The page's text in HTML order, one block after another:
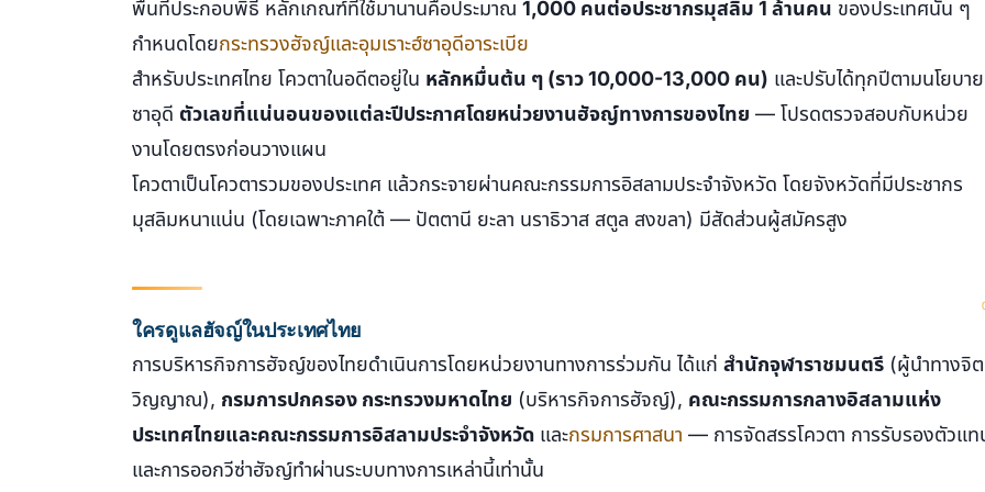
พื้นที่ประกอบพิธี หลักเกณฑ์ที่ใช้มานานคือประมาณ 1,000 คนต่อประชากรมุสลิม 1 ล้านคน ของประเทศนั้น ๆ
กำหนดโดยกระทรวงฮัจญ์และอุมเราะฮ์ซาอุดีอาระเบีย
สำหรับประเทศไทย โควตาในอดีตอยู่ใน หลักหมื่นต้น ๆ (ราว 10,000-13,000 คน) และปรับได้ทุกปีตามนโยบาย
ซาอุดี ตัวเลขที่แน่นอนของแต่ละปีประกาศโดยหน่วยงานฮัจญ์ทางการของไทย — โปรดตรวจสอบกับหน่วย
งานโดยตรงก่อนวางแผน
โควตาเป็นโควตารวมของประเทศ แล้วกระจายผ่านคณะกรรมการอิสลามประจำจังหวัด โดยจังหวัดที่มีประชากร
มุสลิมหนาแน่น (โดยเฉพาะภาคใต้ — ปัตตานี ยะลา นราธิวาส สตูล สงขลา) มีสัดส่วนผู้สมัครสูง
ใครดูแลฮัจญ์ในประเทศไทย
การบริหารกิจการฮัจญ์ของไทยดำเนินการโดยหน่วยงานทางการร่วมกัน ได้แก่ สำนักจุฬาราชมนตรี (ผู้นำทางจิต
วิญญาณ), กรมการปกครอง กระทรวงมหาดไทย (บริหารกิจการฮัจญ์), คณะกรรมการกลางอิสลามแห่ง
ประเทศไทยและคณะกรรมการอิสลามประจำจังหวัด และกรมการศาสนา — การจัดสรรโควตา การรับรองตัวแท
และการออกวีซ่าฮัจญ์ทำผ่านระบบทางการเหล่านี้เท่านั้น